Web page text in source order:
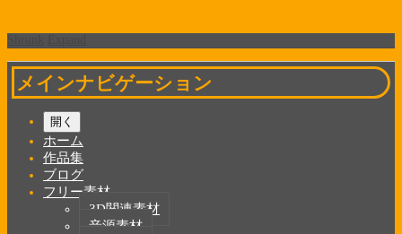
メインナビゲーション
開く
ホーム
作品集
ブログ
フリー素材
3D関連素材
音源素材